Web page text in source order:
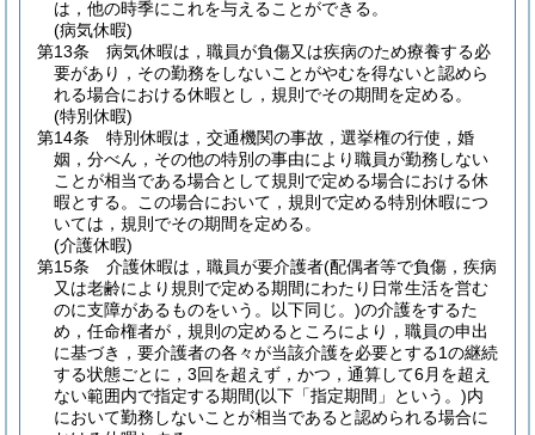
は，他の時季にこれを与えることができる。
(病気休暇)
第13条
病気休暇は，職員が負傷又は疾病のため療養する必
要があり，その勤務をしないことがやむを得ないと認めら
れる場合における休暇とし，規則でその期間を定める。
(特別休暇)
第14条
特別休暇は，交通機関の事故，選挙権の行使，婚
姻，分べん，その他の特別の事由により職員が勤務しない
ことが相当である場合として規則で定める場合における休
暇とする。
この場合において，規則で定める特別休暇につ
いては，規則でその期間を定める。
(介護休暇)
第15条
介護休暇は，職員が要介護者(配偶者等で負傷，疾病
又は老齢により規則で定める期間にわたり日常生活を営む
のに支障があるものをいう。以下同じ。)の介護をするた
め，任命権者が，規則の定めるところにより，職員の申出
に基づき，要介護者の各々が当該介護を必要とする1の継続
する状態ごとに，3回を超えず，かつ，通算して6月を超え
ない範囲内で指定する期間(以下「指定期間」という。)内
において勤務しないことが相当であると認められる場合に